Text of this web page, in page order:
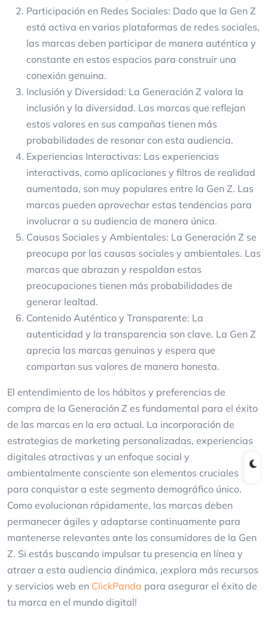
Participación en Redes Sociales: Dado que la Gen Z
está activa en varias plataformas de redes sociales,
las marcas deben participar de manera auténtica y
constante en estos espacios para construir una
conexión genuina.
Inclusión y Diversidad: La Generación Z valora la
inclusión y la diversidad. Las marcas que reflejan
estos valores en sus campañas tienen más
probabilidades de resonar con esta audiencia.
Experiencias Interactivas: Las experiencias
interactivas, como aplicaciones y filtros de realidad
aumentada, son muy populares entre la Gen Z. Las
marcas pueden aprovechar estas tendencias para
involucrar a su audiencia de manera única.
Causas Sociales y Ambientales: La Generación Z se
preocupa por las causas sociales y ambientales. Las
marcas que abrazan y respaldan estas
preocupaciones tienen más probabilidades de
generar lealtad.
Contenido Auténtico y Transparente: La
autenticidad y la transparencia son clave. La Gen Z
aprecia las marcas genuinas y espera que
compartan sus valores de manera honesta.
El entendimiento de los hábitos y preferencias de
compra de la Generación Z es fundamental para el éxito
de las marcas en la era actual. La incorporación de
estrategias de marketing personalizadas, experiencias
digitales atractivas y un enfoque social y
ambientalmente consciente son elementos cruciales
para conquistar a este segmento demográfico único.
Como evolucionan rápidamente, las marcas deben
permanecer ágiles y adaptarse continuamente para
mantenerse relevantes ante los consumidores de la Gen
Z. Si estás buscando impulsar tu presencia en línea y
atraer a esta audiencia dinámica, ¡explora más recursos
y servicios web en ClickPanda para asegurar el éxito de
tu marca en el mundo digital!